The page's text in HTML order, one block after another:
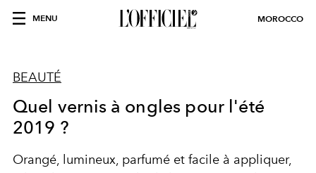
MENU MOROCCO
BEAUTÉ
Quel vernis à ongles pour l'été
2019 ?
Orangé, lumineux, parfumé et facile à appliquer,